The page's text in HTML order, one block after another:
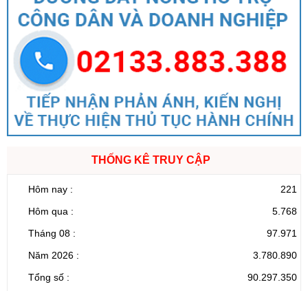
THỐNG KÊ TRUY CẬP
Hôm nay :
221
Hôm qua :
5.768
Tháng 08 :
97.971
Năm 2026 :
3.780.890
Tổng số :
90.297.350